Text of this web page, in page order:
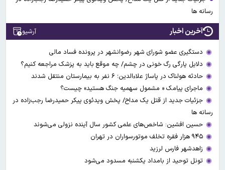
رسانه ها
آخرین اخبار آرشیو
دستگیری عضو شورای شهر رضوانشهر در پرونده فساد مالی
دلایل پارگی رگ خونی در چشم/ چه موقع باید به پزشک مراجعه کنیم؟
حادثه هولناک در پاساژ علاءالدین؛ ۶ نفر به بیمارستان منتقل شدند
ماجرای پیامک « مشمول سهمیه جنگ هستید» چیست؟
جزئیات جدید از قتل یک مداح/ پخش ویدئوی پیکر حمیدرضا رجب‌زاده در
رسانه ها
حسین افشین: شاخص‌های علمی کشور سال آینده نزولی می‌شوند
۹۴۵ هزار فقره تخلف موتورسواران در تهران
زاهدشهر فارس لرزید
تونل توحید از بامداد یکشنبه مسدود می‌شود